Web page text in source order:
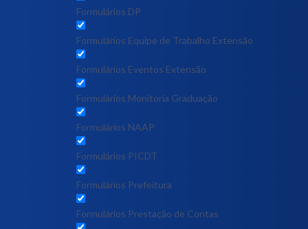
Formulários DP
Formulários Equipe de Trabalho Extensão
Formulários Eventos Extensão
Formulários Monitoria Graduação
Formulários NAAP
Formulários PICDT
Formulários Prefeitura
Formulários Prestação de Contas